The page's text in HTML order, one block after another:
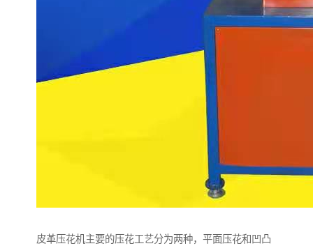
皮革压花机主要的压花工艺分为两种，平面压花和凹凸